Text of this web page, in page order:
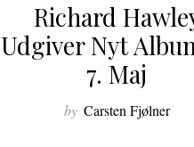
Richard
Udgiver Nyt
7. Maj
by Carsten Fjølner